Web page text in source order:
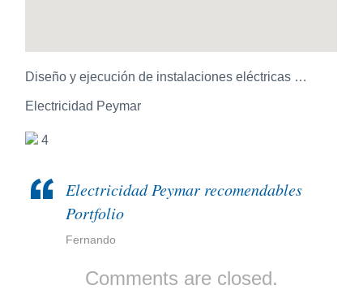
Diseño y ejecución de instalaciones eléctricas …
Electricidad Peymar
4
Electricidad Peymar recomendables
Portfolio
Fernando
Comments are closed.